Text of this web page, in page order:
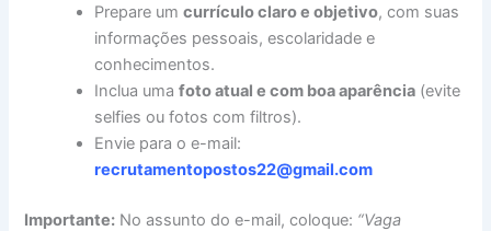
Prepare umcurrículo claro e objetivo, com suas
informações pessoais, escolaridade e
conhecimentos.
Inclua umafoto atual e com boa aparência (evite
selfies ou fotos com filtros).
Envie para o e-mail:
recrutamentopostos22@gmail.com
Importante: No assunto do e-mail, coloque: “Vaga